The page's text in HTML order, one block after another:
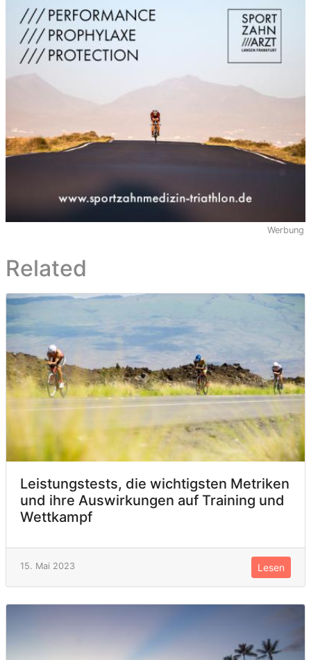
Werbung
Related
Leistungstests, die wichtigsten Metriken
und ihre Auswirkungen auf Training und
Wettkampf
15. Mai 2023 Lesen